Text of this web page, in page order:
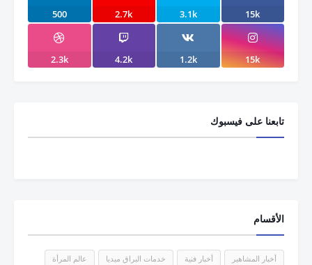
15k
3.1k
2.7k
500
15k
1.2k
4.2k
2.3k
تابعنا على فيسبوك
الأقسام
أخبار المشاهير أخبار فنية خدمات البراق ميديا عالم المرأة